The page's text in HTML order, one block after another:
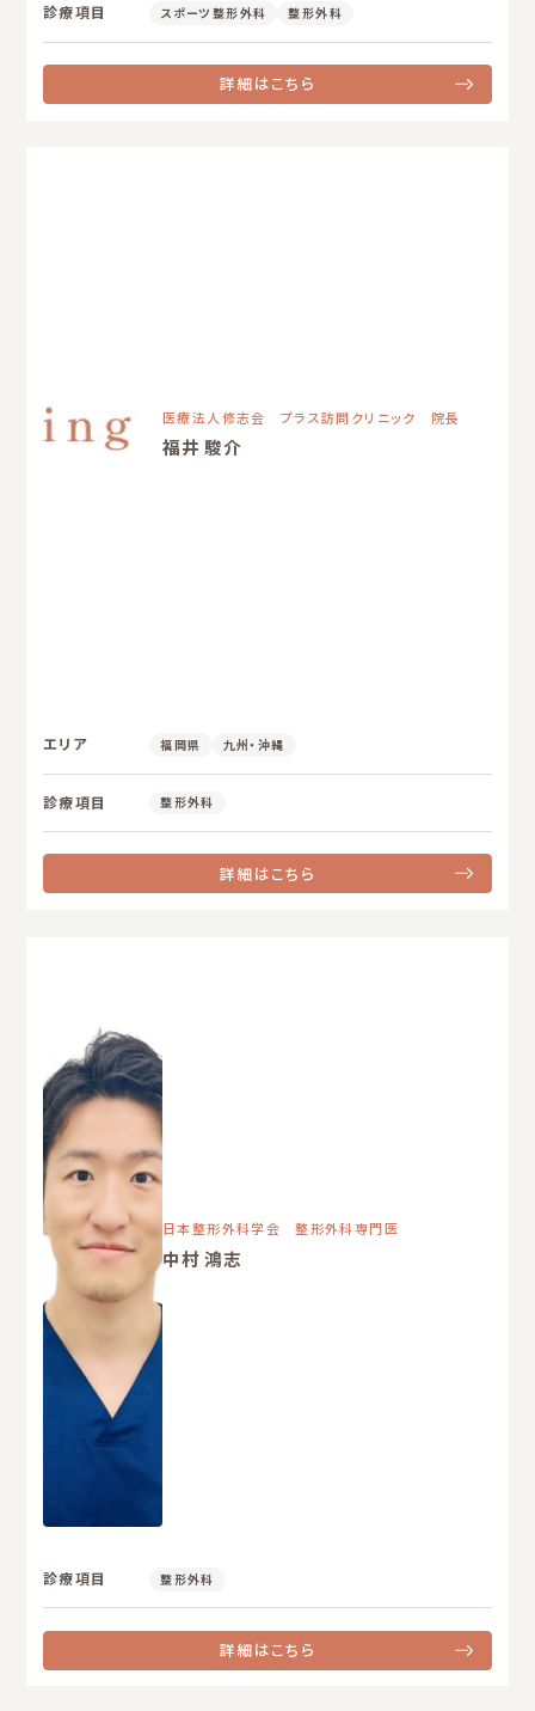
診療項目 スポーツ整形外科 整形外科
詳細はこちら
医療法人修志会 プラス訪問クリニック 院長
福井 駿介
エリア 福岡県 九州・沖縄
診療項目 整形外科
詳細はこちら
日本整形外科学会 整形外科専門医
中村 鴻志
診療項目 整形外科
詳細はこちら